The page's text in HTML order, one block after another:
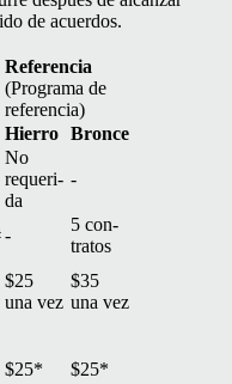
de acuerdos.
Ref­er­en­cia
(Pro­gra­ma de
referencia)
Hier­ro Bronce
No
requeri­
da
-
-
5 con­
tratos
$25
una vez
$35
una vez
$25* $25*